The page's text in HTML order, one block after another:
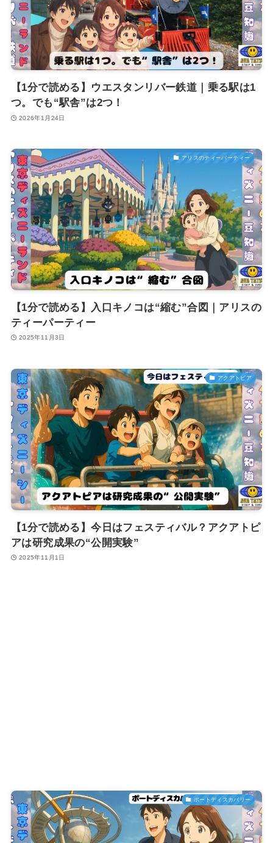
【1分で読める】ウエスタンリバー鉄道｜乗る駅は1
つ。でも“駅舎”は2つ！
2026年1月24日
アリスのティーパーティー
【1分で読める】入口キノコは“縮む”合図｜アリスの
ティーパーティー
2025年11月3日
アクアトピア
【1分で読める】今日はフェスティバル？アクアトピ
アは研究成果の“公開実験”
2025年11月1日
ポートディスカバリー